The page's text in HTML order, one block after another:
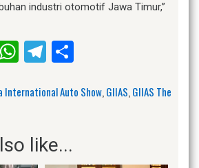
industri otomotif Jawa Timur,”
Pinterest
WhatsApp
Telegram
International Auto Show,GIIAS,GIIAS The
like...